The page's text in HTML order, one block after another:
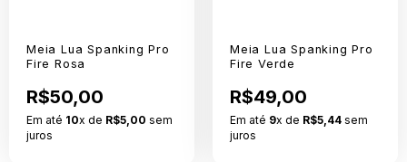
Meia Lua Spanking Pro
Fire Rosa
R$50,00
Em até 10x de R$5,00 sem
juros
Meia Lua Spanking Pro
Fire Verde
R$49,00
Em até 9x de R$5,44 sem
juros